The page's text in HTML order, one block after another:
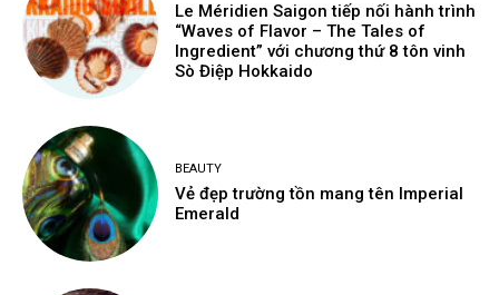
Le Méridien Saigon tiếp nối hành trình
“Waves of Flavor – The Tales of
Ingredient” với chương thứ 8 tôn vinh
Sò Điệp Hokkaido
BEAUTY
Vẻ đẹp trường tồn mang tên Imperial
Emerald